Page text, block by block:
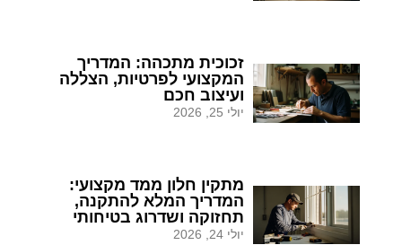
זכוכית מתכהה: המדריך
המקצועי לפרטיות, הצללה
ועיצוב חכם
יולי 25, 2026
מתקין חלון ממד מקצועי:
המדריך המלא להתקנה,
תחזוקה ושדרוג בטיחותי
יולי 24, 2026